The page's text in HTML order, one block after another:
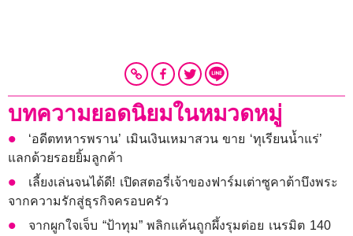
บทความยอดนิยมในหมวดหมู่
‘อดีตทหารพราน’ เมินเงินเหมาสวน ขาย ‘ทุเรียนน้ำแร่’
แลกด้วยรอยยิ้มลูกค้า
เลี้ยงเล่นจนได้ดี! เปิดสตอรี่เจ้าของฟาร์มเต่าซูคาต้าบึงพระ
จากความรักสู่ธุรกิจครอบครัว
จากผูกใจเจ็บ “ป้าทุม” พลิกแค้นถูกผึ้งรุมต่อย เนรมิต 140